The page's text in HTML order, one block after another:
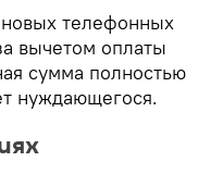
телефонных
вычетом оплаты
сумма полностью
нуждающегося.